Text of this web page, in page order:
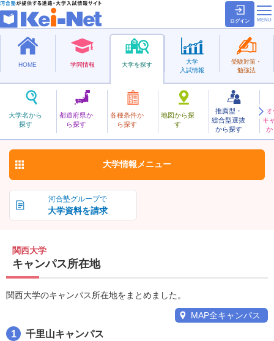
ログイン
HOME 学問情報 大学を探す
大学名から
探す
都道府県か
ら探す
各種条件か
ら探す
地図から探
す
推薦型・
総合型選抜
から探す
キ
か
大学
入試情報
受験対策・
勉強法
私立
かんさい
関西大学 お気に入り
河合塾グループで
大学資料を請求
大学情報 メニュー
関西大学
キャンパス所在地
関西大学のキャンパス所在地をまとめました。
MAP全キャンパス
1 千里山キャンパス